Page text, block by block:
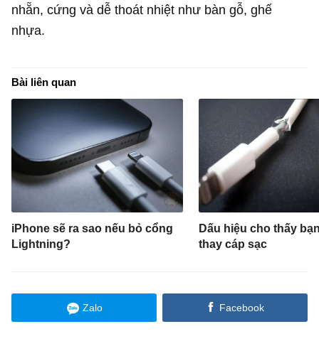
nhẵn, cứng và dễ thoát nhiệt như bàn gỗ, ghế
nhựa.
Bài liên quan
iPhone sẽ ra sao nếu bỏ cổng
Lightning?
Dấu hiệu cho thấy
thay cáp sạc
Zalo Facebook